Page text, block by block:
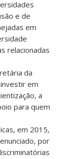
e de
em
relacionadas
da
em
a
para quem
em 2015,
por